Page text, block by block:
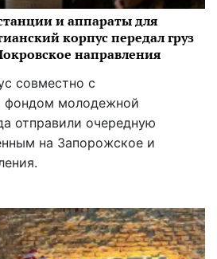
и аппараты для
корпус передал груз
направления
совместно с
фондом молодежной
отправили очередную
на Запорожское и